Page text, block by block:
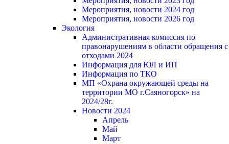
Мероприятия, новости 2024 год
Мероприятия, новости 2026 год
Экология
Административная комиссия по
правонарушениям в области обращения с
отходами 2024
Информация для ЮЛ и ИП
Информация по ТКО
МП «Охрана окружающей среды на
территории МО г.Саяногорск» на
2024/28г.
Новости 2024
Апрель
Май
Март